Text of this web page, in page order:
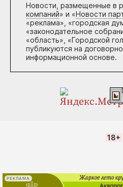
Новости, размещенные в
компаний» и «Новости
«реклама», «городская
«законодательное
«область», «Городской
публикуются на
информационной основе.
18+
РЕКЛАМА